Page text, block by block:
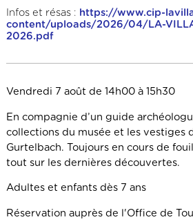
Infos et résas : https://www.cip-
content/uploads/2026/04/LA-
2026.pdf
Vendredi 7 août de 14h00 à 15h30
En compagnie d’un guide
collections du musée et les vestiges
Gurtelbach. Toujours en cours de
tout sur les dernières découvertes.
Adultes et enfants dès 7 ans
Réservation auprès de l'Office de